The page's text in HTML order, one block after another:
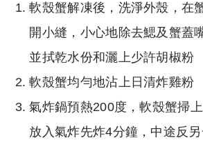
軟殼蟹解凍後，洗淨外殼，在
開小縫，小心地除去鰓及蟹蓋
並拭乾水份和灑上少許胡椒粉
軟殼蟹均勻地沾上日清炸雞粉
氣炸鍋預熱200度，軟殼蟹掃
放入氣炸先炸4分鐘，中途反